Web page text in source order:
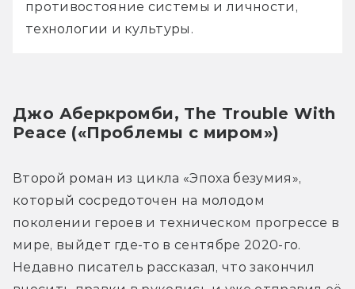
противостояние системы и личности,
технологии и культуры.
Джо Аберкромби, The Trouble With
Peace («Проблемы с миром»)
Второй роман из цикла «Эпоха безумия»,
который сосредоточен на молодом
поколении героев и техническом прогрессе в
мире, выйдет где-то в сентябре 2020-го.
Недавно писатель рассказал, что закончил